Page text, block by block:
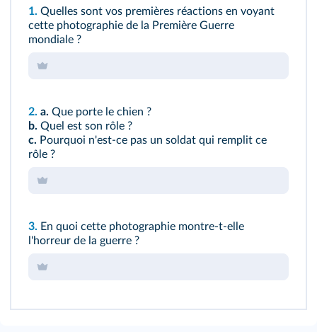
1. Quelles sont vos premières réactions en voyant
cette photographie de la Première Guerre
mondiale ?
2. a. Que porte le chien ?
b. Quel est son rôle ?
c. Pourquoi n'est-ce pas un soldat qui remplit ce
rôle ?
3. En quoi cette photographie montre-t-elle
l'horreur de la guerre ?